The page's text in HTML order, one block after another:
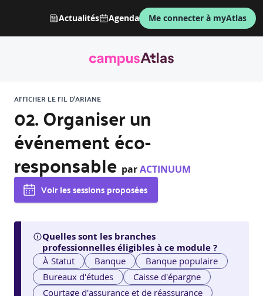
Actualités Agenda Me connecter à myAtlas
AFFICHER LE FIL D'ARIANE
02. Organiser un
événement éco-
responsable parACTINUUM
Voir les sessions proposées
Quelles sont les branches
professionnelles éligibles à ce module ?
À Statut Banque
Banque populaire
Bureaux d'études
Caisse d'épargne
Courtage d'assurance et de réassurance